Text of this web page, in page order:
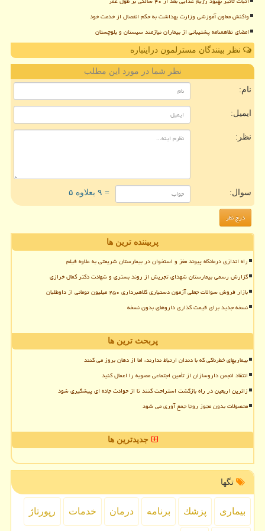
واکنش معاون آموزشی وزارت بهداشت به حکم انفصال از خدمت خود
امضای تفاهمنامه پشتیبانی از بیماران نیازمند سیستان و بلوچستان
نظر بینندگان مسترلمون دراینباره
نظر شما در مورد این مطلب
نام:
ایمیل:
نظر:
سوال: = ۹ بعلاوه ۵
پربیننده ترین ها
راه اندازی درمانگاه پیوند مغز و استخوان در بیمارستان شریعتی به علاوه فیلم
گزارش رسمی بیمارستان شهدای تجریش از روند بستری و شهادت دکتر کمال خرازی
بازار فروش سوالات جعلی آزمون دستیاری کلاهبرداری ۲۵۰ میلیون تومانی از داوطلبان
نسخه جدید برای قیمت گذاری داروهای بدون نسخه
پربحث ترین ها
بیماریهای خطرناکی که با دندان ارتباط ندارند، اما از دهان بروز می کنند
انتقاد انجمن داروسازان از تأمین اجتماعی مصوبه را اعمال کنید
زائرین اربعین در راه بازگشت استراحت کنند تا از حوادث جاده ای پیشگیری شود
محصولات بدون مجوز روجا جمع آوری می شود
جدیدترین ها
تگها
بیماری پزشك برنامه درمان خدمات رپورتاژ